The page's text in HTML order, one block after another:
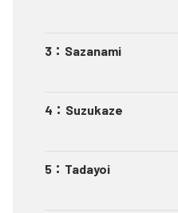
3 ： Sazanami
4 ： Suzukaze
5 ： Tadayoi